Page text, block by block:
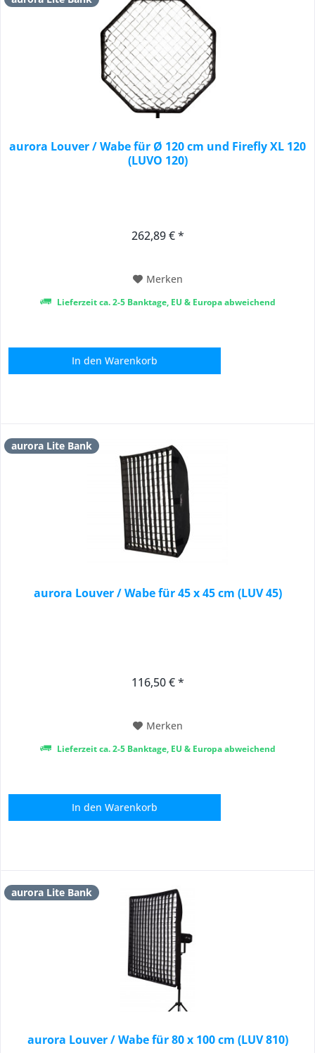
aurora Louver / Wabe für Ø 120 cm und Firefly XL 120
(LUVO 120)
262,89 € *
Merken
Lieferzeit ca. 2-5 Banktage, EU & Europa abweichend
In den Warenkorb
aurora Lite Bank
aurora Louver / Wabe für 45 x 45 cm (LUV 45)
116,50 € *
Merken
Lieferzeit ca. 2-5 Banktage, EU & Europa abweichend
In den Warenkorb
aurora Lite Bank
aurora Louver / Wabe für 80 x 100 cm (LUV 810)